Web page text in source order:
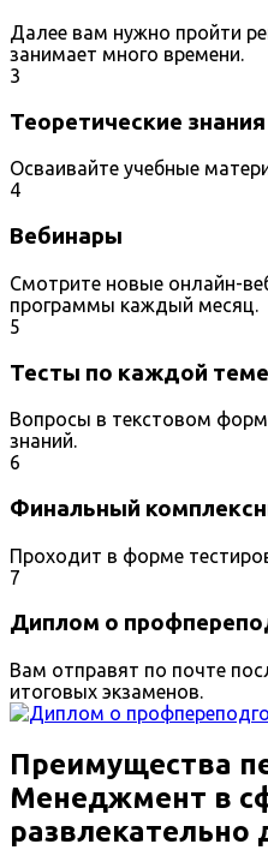
Далее вам нужно пройти
занимает много времени.
3
Теоретические знания
Осваивайте учебные
4
Вебинары
Смотрите новые онлайн-
программы каждый месяц.
5
Тесты по каждой
Вопросы в текстовом
знаний.
6
Финальный
Проходит в форме
7
Диплом о
Вам отправят по почте
итоговых экзаменов.
Преимущества
Менеджмент в
развлекательно